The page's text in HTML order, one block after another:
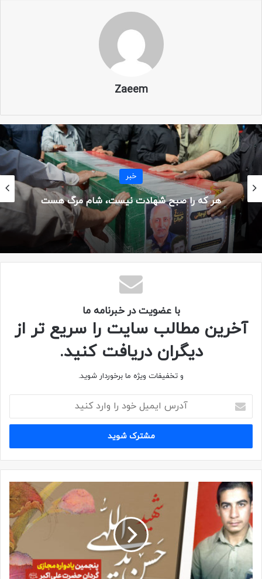
شهید یدالله آقایی
نثار روح مرحومه آقایی فاتحه مع الصلوات
کپی لینک
Zaeem
خبر
شهیدی دیگر…
با عضویت در خبرنامه ما
آخرین مطالب سایت را سریع تر از
دیگران دریافت کنید.
و تخفیفات ویژه ما برخوردار شوید.